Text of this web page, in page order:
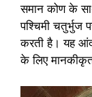
समान कोण के
पश्चिमी चतुर्भुज
करती है। यह
के लिए